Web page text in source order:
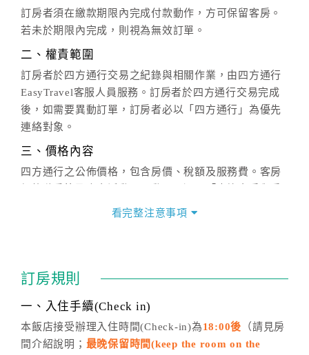
訂房者須在繳款期限內完成付款動作，方可保留客房。
若未於期限內完成，則視為無效訂單。
二、權責範圍
訂房者於四方通行交易之紀錄與相關作業，由四方通行
EasyTravel客服人員服務。訂房者於四方通行交易完成
後，如需要異動訂單，訂房者必以「四方通行」為優先
連絡對象。
三、價格內容
四方通行之公佈價格，包含房價、稅額及服務費。客房
價」之當日價格為標準。
話方式異動訂單。
※非客服時間之申辦異動，皆為次日計算及辦理。
五、客服時間
週一至週日，上午9:00～晚上6:00
看完整注意事項
訂房規則
一、入住手續(Check in)
本飯店接受辦理入住時間(Check-in)為18:00後 （請見房
間介紹說明； 最晚保留時間(keep the room on the